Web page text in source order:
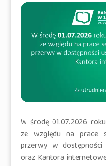
W środę 01.07.2026
ze względu na prace
przerwy w dostępności
oraz Kantora